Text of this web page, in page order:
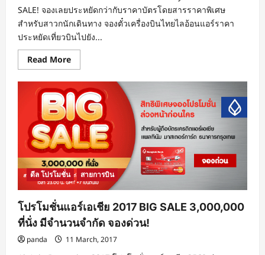
บาท
จอง
ด่วน!
SALE! จองเลยประหยัดกว่ากับราคาบัตรโดยสารราคาพิเศษ
สำหรับสาวกนักเดินทาง จองตั๋วเครื่องบินไทยไลอ้อนแอร์ราคา
ประหยัดเที่ยวบินไปยัง...
Read MoreRead
more
โปร
โม
ชั่น
ไทย
ไล
อ้อน
แอร์
2560
Thai
Lion
Air
SALE!
บิน
ภายใน
ประเทศ
ราคา
รวม
เริ่ม
ที่
ดีล โปรโมชั่น สายการบิน
โปรโมชั่นแอร์เอเชีย 2017 BIG SALE 3,000,000
ที่นั่ง มีจำนวนจำกัด จองด่วน!
panda 11 March, 2017